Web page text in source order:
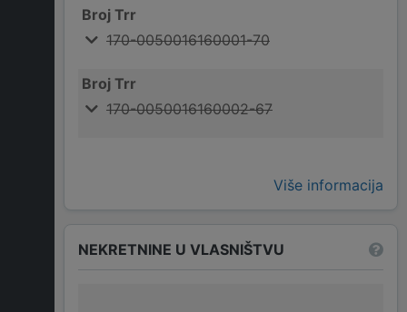
Broj Trr
170-0050016160001-70
Broj Trr
170-0050016160002-67
Više informacija
NEKRETNINE U VLASNIŠTVU